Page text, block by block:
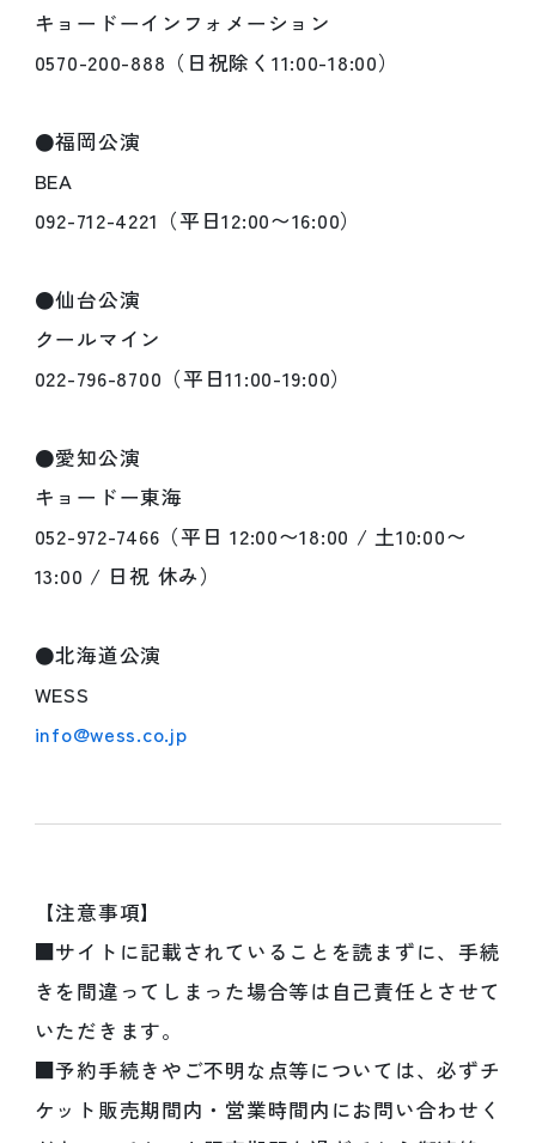
キョードーインフォメーション
0570-200-888（日祝除く11:00-18:00）
●福岡公演
BEA
092-712-4221（平日12:00〜16:00）
●仙台公演
クールマイン
022-796-8700（平日11:00-19:00）
●愛知公演
キョードー東海
052-972-7466（平日 12:00〜18:00 / 土10:00〜
13:00 / 日祝 休み）
●北海道公演
WESS
info@wess.co.jp
【注意事項】
■サイトに記載されていることを読まずに、手続
きを間違ってしまった場合等は自己責任とさせて
いただきます。
■予約手続きやご不明な点等については、必ずチ
ケット販売期間内・営業時間内にお問い合わせく